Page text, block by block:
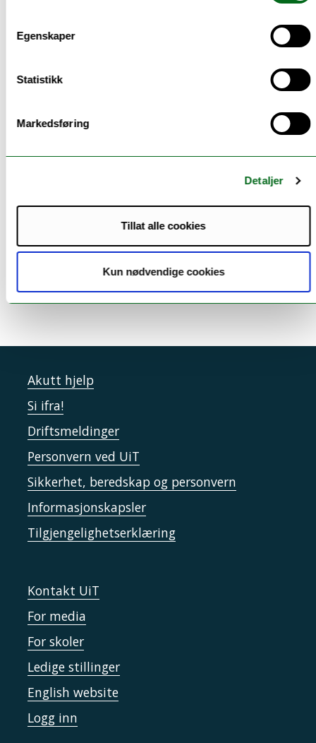
Egenskaper
Statistikk
Markedsføring
Detaljer
Tillat alle cookies
Kun nødvendige cookies
Hele studier ved UiT
Relevante utdanninger fra UiT:
Økonomi og administrasjon, siviløkonom - master
(Harstad / Alta / Nettstudium)
Akutt hjelp
Si ifra!
Driftsmeldinger
Personvern ved UiT
Sikkerhet, beredskap og personvern
Informasjonskapsler
Tilgjengelighetserklæring
Kontakt UiT
For media
For skoler
Ledige stillinger
English website
Logg inn